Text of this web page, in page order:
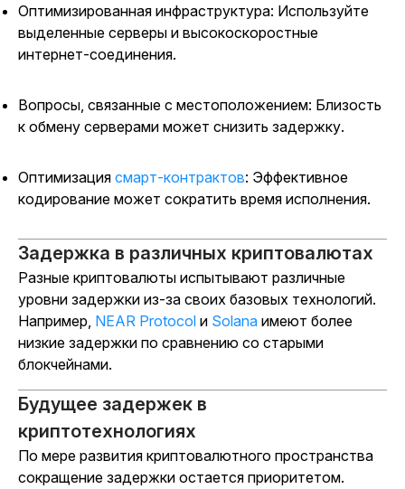
Оптимизированная инфраструктура: Используйте
выделенные серверы и высокоскоростные
интернет-соединения.
Вопросы, связанные с местоположением: Близость
к обмену серверами может снизить задержку.
Оптимизация смарт-контрактов: Эффективное
кодирование может сократить время исполнения.
Задержка в различных криптовалютах
Разные криптовалюты испытывают различные
уровни задержки из-за своих базовых технологий.
Например, NEAR Protocol и Solana имеют более
низкие задержки по сравнению со старыми
блокчейнами.
Будущее задержек в
криптотехнологиях
По мере развития криптовалютного пространства
сокращение задержки остается приоритетом.